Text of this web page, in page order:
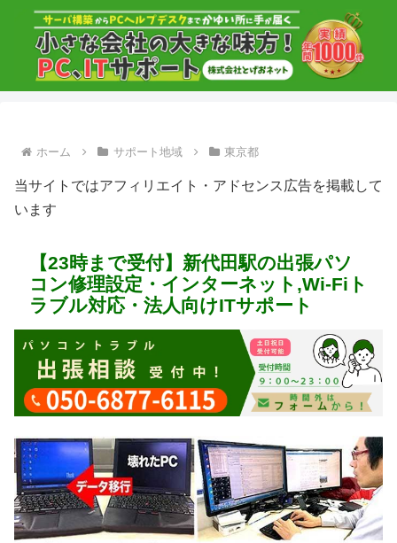
ホーム サポート地域 東京都
当サイトではアフィリエイト・アドセンス広告を掲載して
います
【23時まで受付】新代田駅の出張パソ
コン修理設定・インターネット,Wi-Fiト
ラブル対応・法人向けITサポート